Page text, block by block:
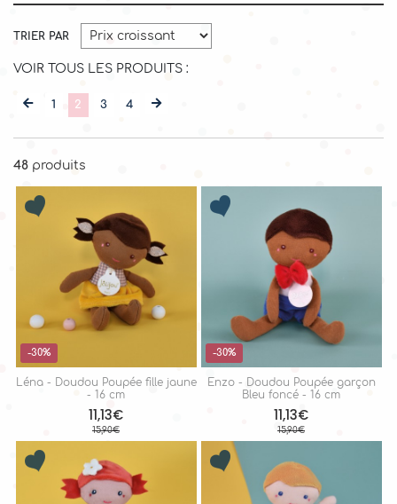
TRIER PAR
VOIR TOUS LES PRODUITS :
1 2 3 4
48 produits
-30%
Léna - Doudou Poupée fille jaune
- 16 cm
15,90€
11,13€
-30%
Enzo - Doudou Poupée garçon
Bleu foncé - 16 cm
15,90€
11,13€